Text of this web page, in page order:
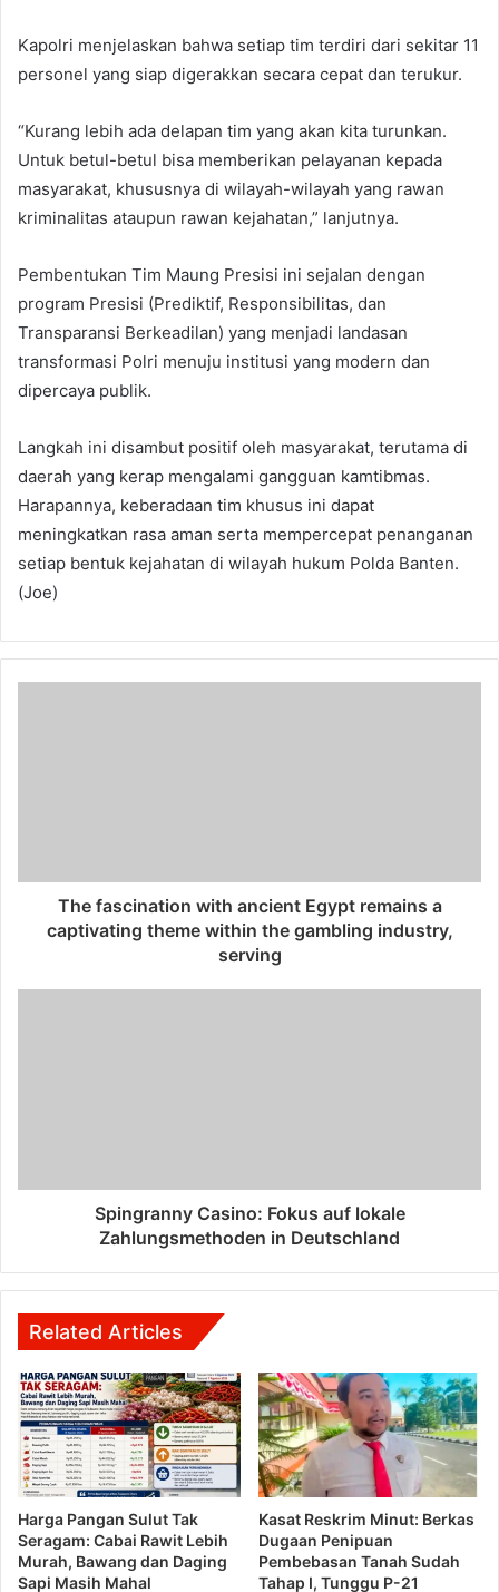
Kapolri menjelaskan bahwa setiap tim terdiri dari sekitar 11
personel yang siap digerakkan secara cepat dan terukur.
“Kurang lebih ada delapan tim yang akan kita turunkan.
Untuk betul-betul bisa memberikan pelayanan kepada
masyarakat, khususnya di wilayah-wilayah yang rawan
kriminalitas ataupun rawan kejahatan,” lanjutnya.
Pembentukan Tim Maung Presisi ini sejalan dengan
program Presisi (Prediktif, Responsibilitas, dan
Transparansi Berkeadilan) yang menjadi landasan
transformasi Polri menuju institusi yang modern dan
dipercaya publik.
Langkah ini disambut positif oleh masyarakat, terutama di
daerah yang kerap mengalami gangguan kamtibmas.
Harapannya, keberadaan tim khusus ini dapat
meningkatkan rasa aman serta mempercepat penanganan
setiap bentuk kejahatan di wilayah hukum Polda Banten.
(Joe)
The fascination with ancient Egypt remains a
captivating theme within the gambling industry,
serving
Spingranny Casino: Fokus auf lokale
Zahlungsmethoden in Deutschland
Related Articles
Harga Pangan Sulut Tak
Seragam: Cabai Rawit Lebih
Murah, Bawang dan Daging
Sapi Masih Mahal
Kasat Reskrim Minut: Berkas
Dugaan Penipuan
Pembebasan Tanah Sudah
Tahap I, Tunggu P-21